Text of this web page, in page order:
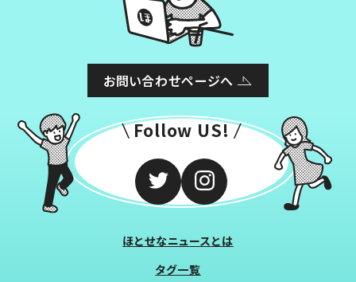
お問い合わせページへ
Follow US!
ほとせなニュースとは
タグ一覧